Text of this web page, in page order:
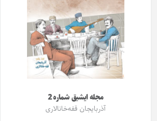
مجله ایشیق شماره 2
آذربایجان قفه‌خانالاری